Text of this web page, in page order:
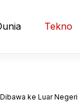
Tekno
ke Luar Negeri